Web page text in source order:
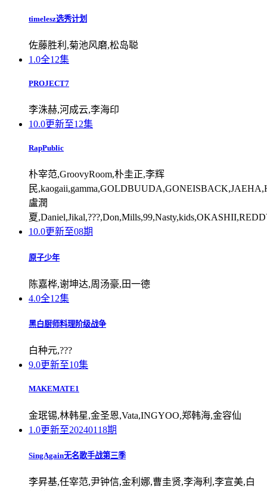
timelesz选秀计划
佐藤胜利,菊池风磨,松岛聪
1.0全12集
PROJECT7
李洙赫,河成云,李海印
10.0更新至12集
RapPublic
朴宰范,GroovyRoom,朴圭正,李辉
民
盧潤
夏
10.0更新至08期
原子少年
陈嘉桦,谢坤达,周汤豪,田一德
4.0全12集
黑白厨师料理阶级战争
白种元,???
9.0更新至10集
MAKEMATE1
金珉锡,林韩星,金圣恩,Vata,INGYOO,郑韩海,金容仙
1.0更新至20240118期
SingAgain无名歌手战第三季
李昇基,任宰范,尹钟信,金利娜,曹圭贤,李海利,李宣美,白